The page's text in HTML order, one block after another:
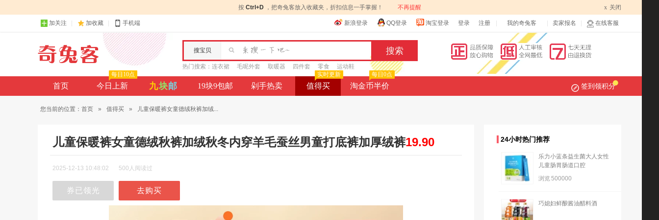
按 Ctrl+D ，把奇兔客放入收藏夹，折扣信息一手掌握！ 不再提醒 x 关闭
加关注 加收藏 手机端 新浪登录 QQ登录 淘宝登录 登录 注册 我的奇兔客 卖家报名 在线客服
搜宝贝
热门搜索： 连衣裙 毛呢外套 取暖器 四件套 零食 运动鞋
首页 今日上新
每日10点
九块邮 19块9包邮 剁手热卖 值得买
实时更新
淘金币半价
每日0点
签到领积分
您当前的位置： 首页 » 值得买 » 儿童保暖裤女童德绒秋裤加绒...
儿童保暖裤女童德绒秋裤加绒秋冬内穿羊毛蚕丝男童打底裤加厚绒裤19.90
2025-12-13 10:48:02 500人阅读过
券已领光 去购买
24小时热门推荐
乐力小蓝条益生菌大人女性
儿童肠胃肠道口腔
浏览500000
巧媳妇鲜酿酱油醋料酒